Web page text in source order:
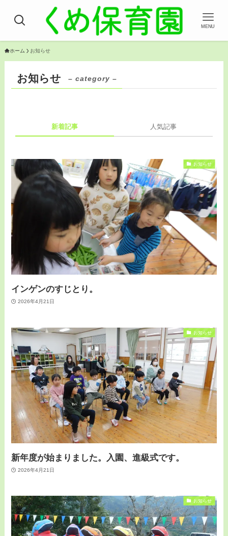
MENU
ホーム お知らせ
お知らせ – category –
新着記事 人気記事
お知らせ
インゲンのすじとり。
2026年4月21日
お知らせ
新年度が始まりました。入園、進級式です。
2026年4月21日
お知らせ